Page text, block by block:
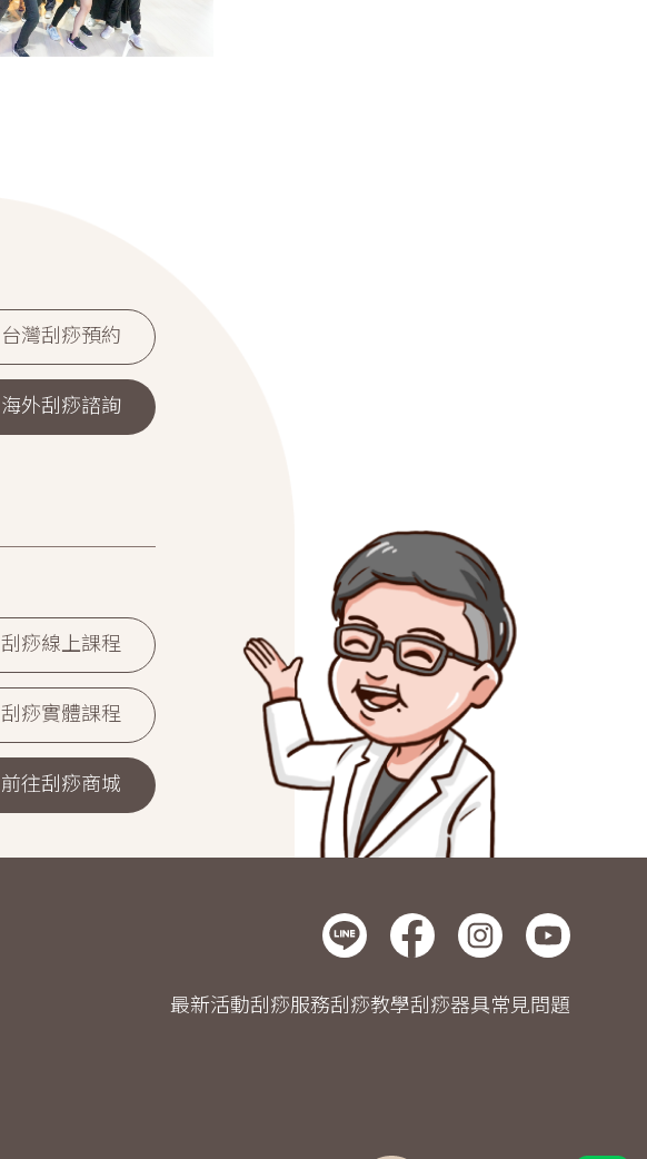
台灣刮痧預約
海外刮痧諮詢
刮痧線上課程
刮痧實體課程
前往刮痧商城
最新活動刮痧服務刮痧教學刮痧器具常見問題